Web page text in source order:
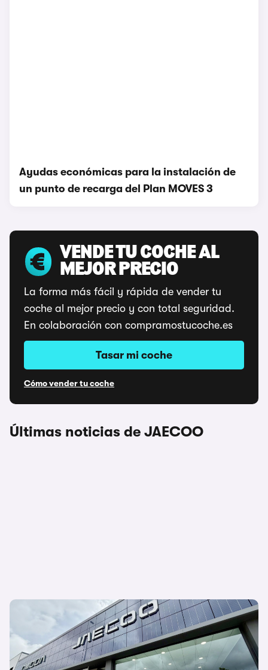
Ayudas económicas para la instalación de
un punto de recarga del Plan MOVES 3
VENDE TU COCHE AL
MEJOR PRECIO
La forma más fácil y rápida de vender tu
coche al mejor precio y con total seguridad.
En colaboración con compramostucoche.es
Tasar mi coche
Cómo vender tu coche
Últimas noticias de JAECOO
Así se vivió la SHS Fever en Autovivo de
Sant Boi donde Omoda y Jaecoo
celebraron 50.000 clientes en España y
anunciaron un nuevo modelo